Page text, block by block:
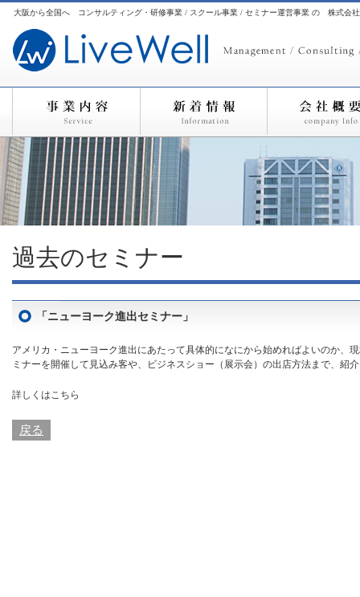
大阪から全国へ コンサルティング・研修事業 / スクール事業 / セミナー運営事業 の 株式会
過去のセミナー
「ニューヨーク進出セミナー」
アメリカ・ニューヨーク進出にあたって具体的になにから始めればよいのか、
ミナーを開催して見込み客や、ビジネスショー（展示会）の出店方法まで、紹
詳しくはこちら
戻る